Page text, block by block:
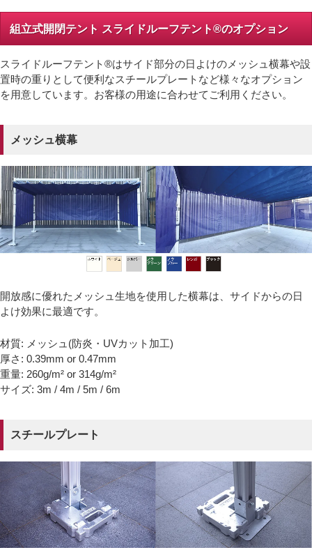
組立式開閉テント スライドルーフテント®のオプション
スライドルーフテント®はサイド部分の日よけのメッシュ横幕や設
置時の重りとして便利なスチールプレートなど様々なオプション
を用意しています。お客様の用途に合わせてご利用ください。
メッシュ横幕
開放感に優れたメッシュ生地を使用した横幕は、サイドからの日
よけ効果に最適です。
材質: メッシュ(防炎・UVカット加工)
厚さ: 0.39mm or 0.47mm
重量: 260g/m² or 314g/m²
サイズ: 3m / 4m / 5m / 6m
スチールプレート